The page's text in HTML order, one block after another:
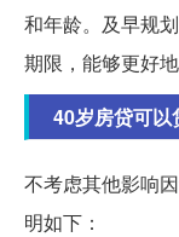
和年龄。及早规
期限，能够更好
40岁房贷可以
不考虑其他影响
明如下：